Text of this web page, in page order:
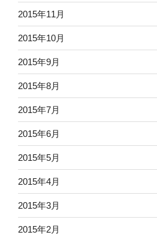
2015年11月
2015年10月
2015年9月
2015年8月
2015年7月
2015年6月
2015年5月
2015年4月
2015年3月
2015年2月